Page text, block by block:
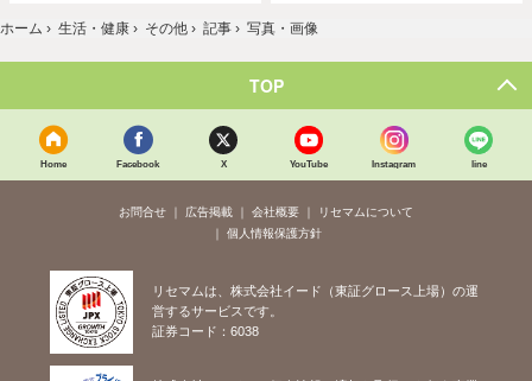
ホーム › 生活・健康 › その他 › 記事 › 写真・画像
TOP
Home Facebook X YouTube Instagram line
お問合せ 広告掲載 会社概要
リセマムについて
個人情報保護方針
リセマムは、株式会社イード（東証グロース上場）の運
営するサービスです。
証券コード：6038